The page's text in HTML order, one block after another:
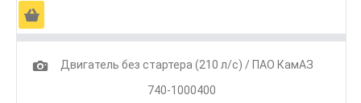
Ä
1
Двигатель без стартера (210 л/с) / ПАО КамАЗ
740-1000400